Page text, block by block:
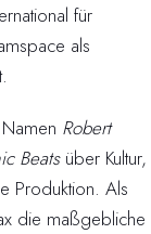
für
als
Robert
Beatsüber Kultur,
Produktion. Als
die maßgebliche